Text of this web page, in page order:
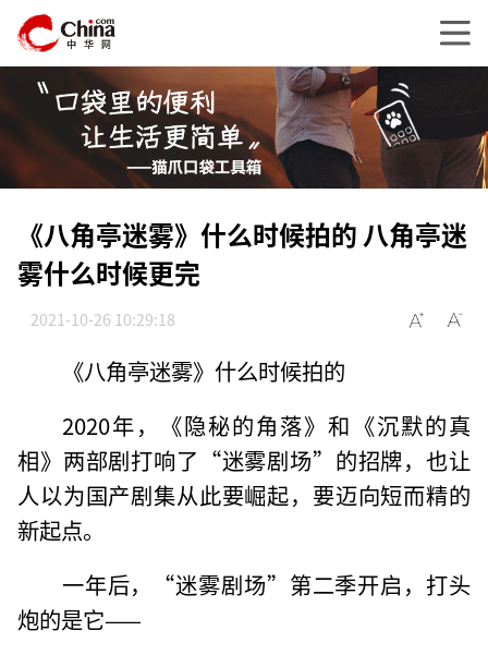
《八角亭迷雾》什么时候拍的 八角亭迷
雾什么时候更完
2021-10-26 10:29:18
《八角亭迷雾》什么时候拍的
2020年，《隐秘的角落》和《沉默的真
相》两部剧打响了“迷雾剧场”的招牌，也让
人以为国产剧集从此要崛起，要迈向短而精的
新起点。
一年后，“迷雾剧场”第二季开启，打头
炮的是它——